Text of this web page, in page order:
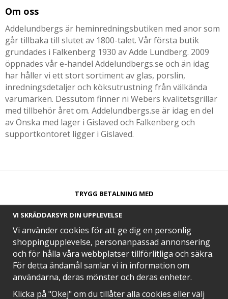
Om oss
Addelundbergs är heminredningsbutiken med anor som
går tillbaka till slutet av 1800-talet. Vår första butik
grundades i Falkenberg 1930 av Adde Lundberg. 2009
öppnades vår e-handel Addelundbergs.se och än idag
har håller vi ett stort sortiment av glas, porslin,
inredningsdetaljer och köksutrustning från välkända
varumärken. Dessutom finner ni Webers kvalitetsgrillar
med tillbehör året om. Addelundbergs.se är idag en del
av Önska med lager i Gislaved och Falkenberg och
supportkontoret ligger i Gislaved.
TRYGG BETALNING MED​
SNABB LEVERANS MED
VI SKRÄDDARSYR DIN UPPLEVELSE
Vi använder cookies för att ge dig en personlig
shoppingupplevelse, personanpassad annonsering
och för hålla våra webbplatser tillförlitliga och säkra.
För detta ändamål samlar vi in information om
användarna, deras mönster och deras enheter.
Klicka på "Okej" om du tillåter alla cookies eller välj